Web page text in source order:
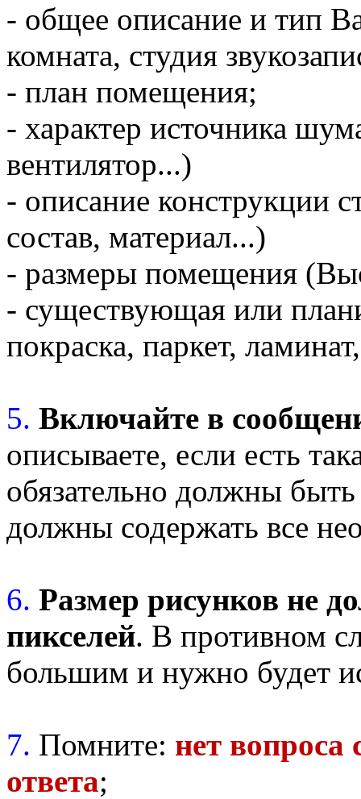
- общее описание и тип
комната, студия
- план помещения;
- характер источника
вентилятор...)
- описание конструкции
состав, материал...)
- размеры помещения
- существующая или
покраска, паркет,
5. Включайте в
описываете, если есть
обязательно должны
должны содержать все
6. Размер рисунков не
пикселей. В противном
большим и нужно будет
7. Помните: нет
ответа;